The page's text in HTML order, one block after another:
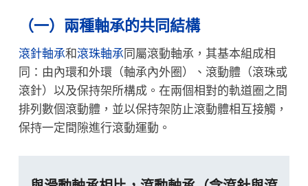
（一）兩種軸承的共同結構
滾針軸承和滾珠軸承同屬滾動軸承，其基本組成相
同：由內環和外環（軸承內外圈）、滾動體（滾珠或
滾針）以及保持架所構成。在兩個相對的軌道圈之間
排列數個滾動體，並以保持架防止滾動體相互接觸，
保持一定間隙進行滾動運動。